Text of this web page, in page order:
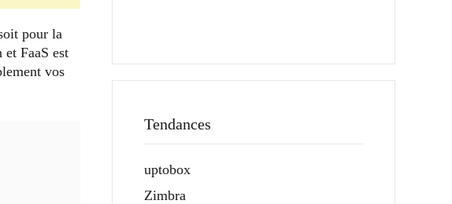
pour la
FaaS est
vos
Tendances
uptobox
Zimbra